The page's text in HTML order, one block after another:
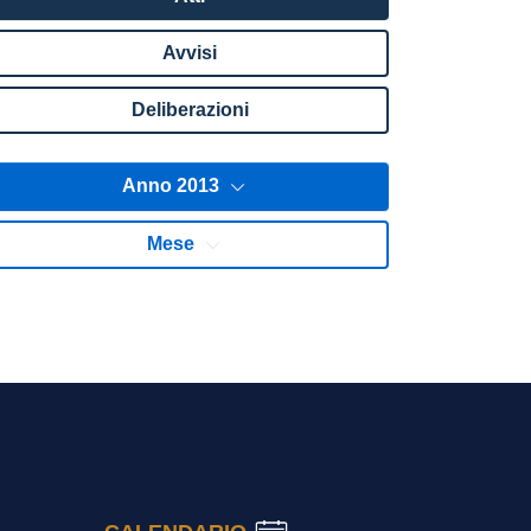
Avvisi
Deliberazioni
Anno 2013
Mese